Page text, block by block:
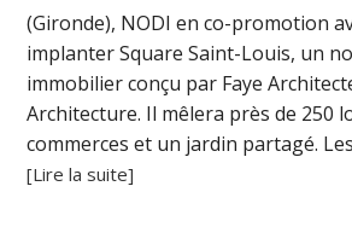
(Gironde), NODI en co-promotion
implanter Square Saint-Louis, un
immobilier conçu par Faye
Architecture. Il mêlera près de 250
commerces et un jardin partagé.
[Lire la suite]